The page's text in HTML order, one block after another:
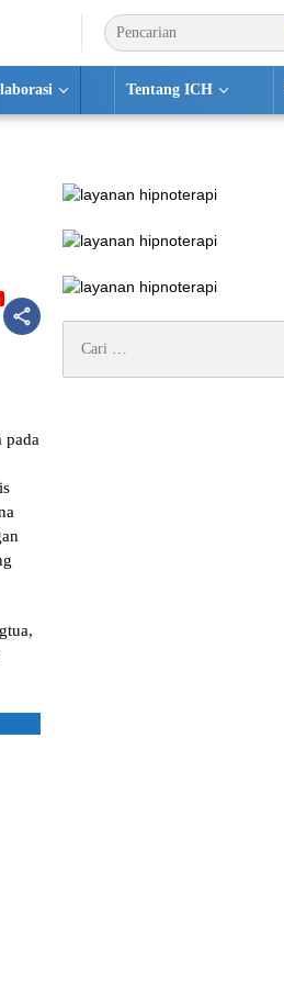
Tentang ICH
pada
untuk: